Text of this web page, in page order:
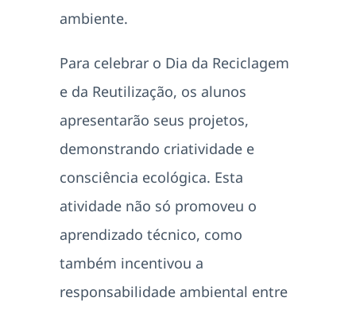
ambiente.
Para celebrar o Dia da Reciclagem
e da Reutilização, os alunos
apresentarão seus projetos,
demonstrando criatividade e
consciência ecológica. Esta
atividade não só promoveu o
aprendizado técnico, como
também incentivou a
responsabilidade ambiental entre